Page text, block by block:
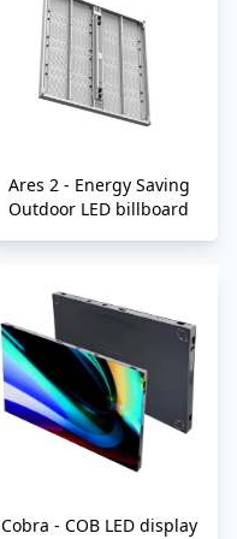
Ares 2 - Energy Saving
Outdoor LED billboard
Cobra - COB LED display